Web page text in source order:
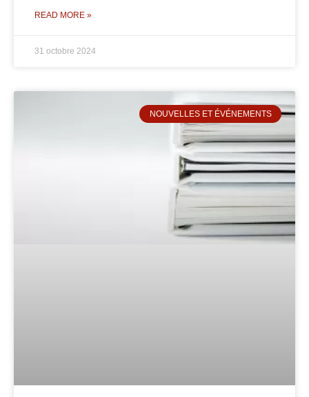
READ MORE »
31 octobre 2024
NOUVELLES ET ÉVÉNEMENTS